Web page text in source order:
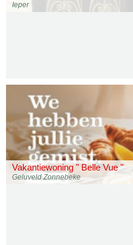
Ieper
Vakantiewoning " Belle Vue "
Geluveld Zonnebeke